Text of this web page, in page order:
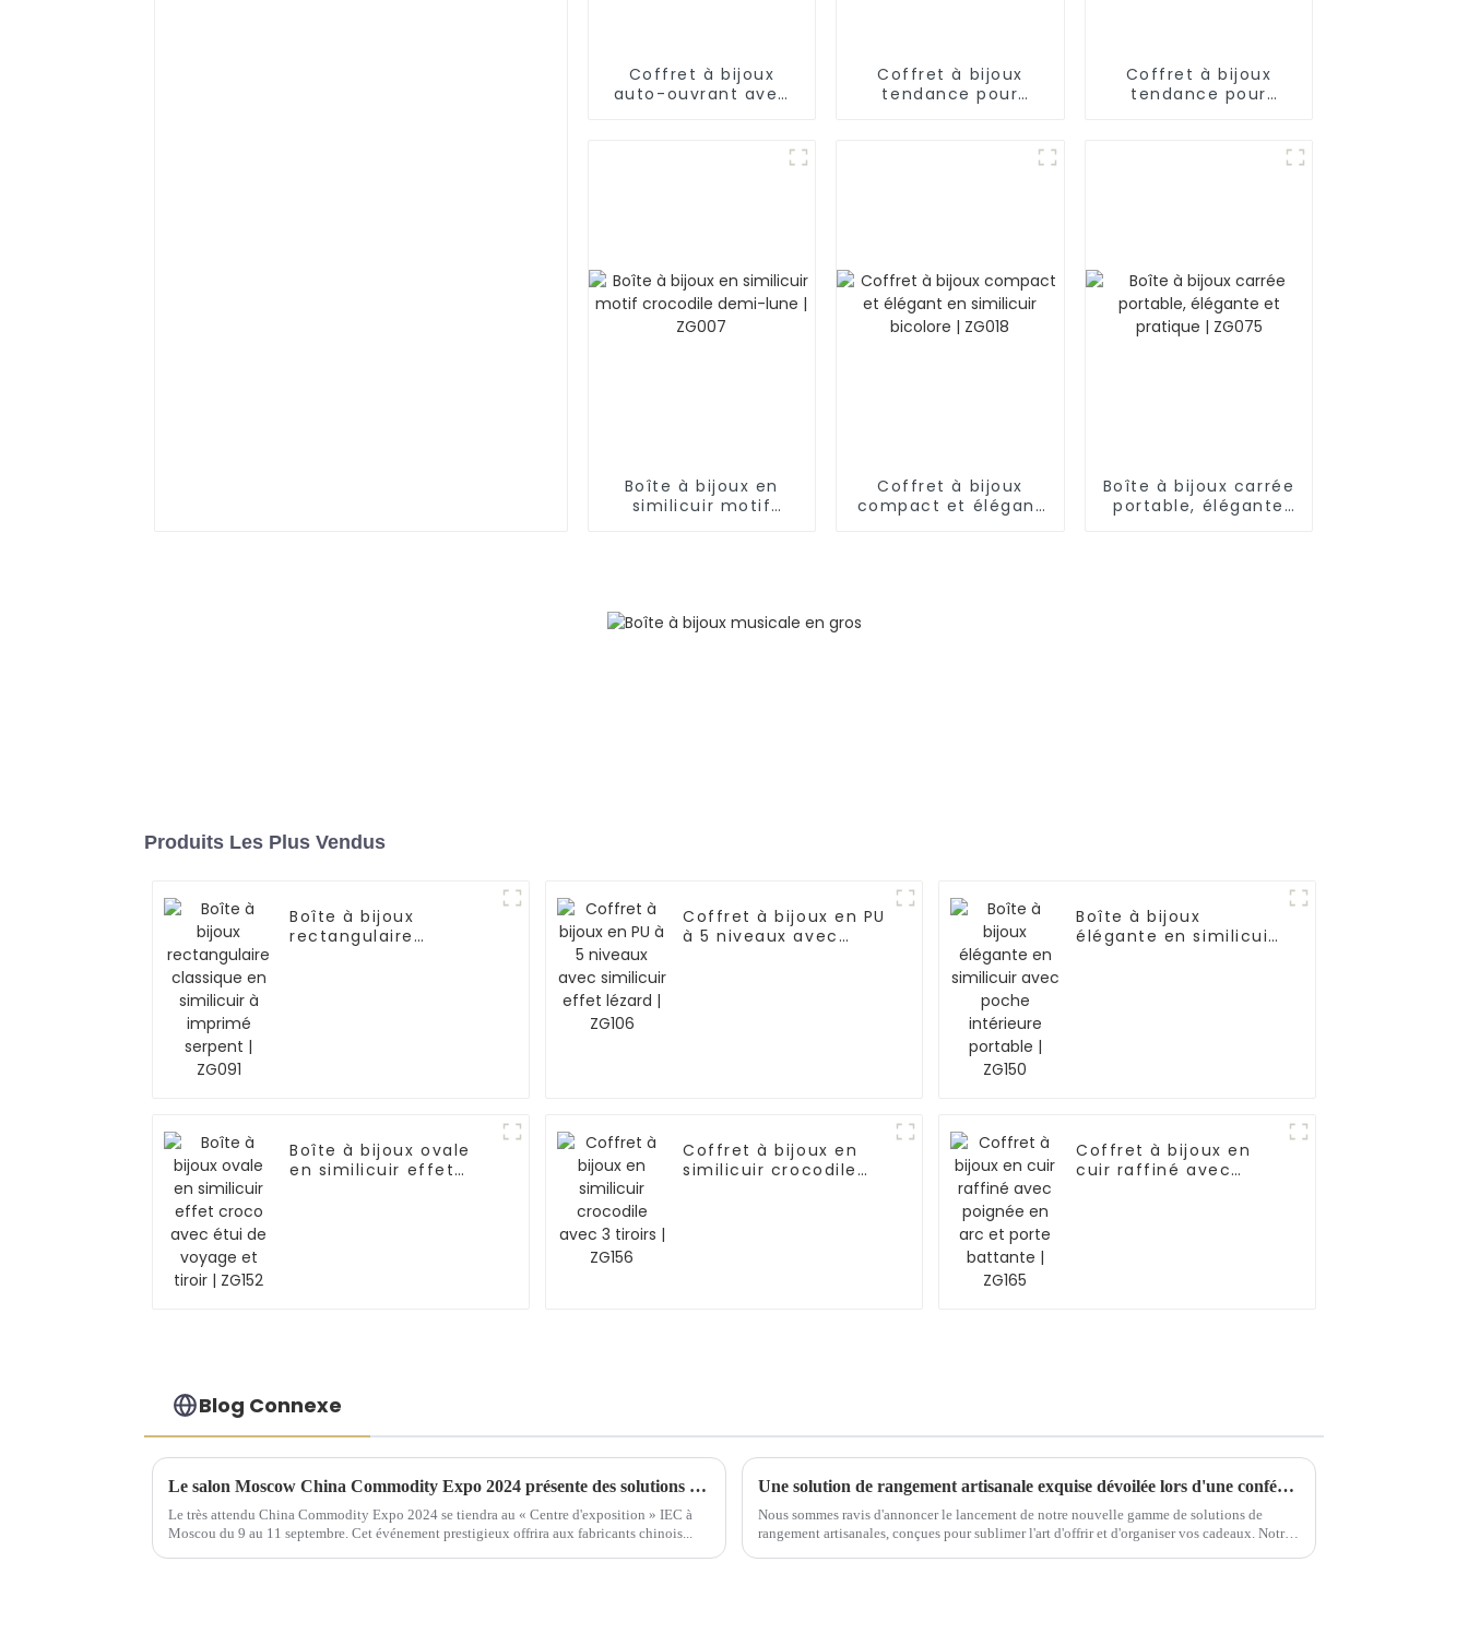
Coffret à bijoux
auto-ouvrant avec
Coffret à bijoux
tendance pour
emplacements pour
Coffret à bijoux
tendance pour
emplacements pour
Boîte à bijoux en
similicuir motif
Coffret à bijoux
compact et élégant
Boîte à bijoux carrée
portable, élégante
Produits Les Plus Vendus
Boîte à bijoux
rectangulaire
Coffret à bijoux en PU
à 5 niveaux avec
Boîte à bijoux
élégante en similicuir
Boîte à bijoux ovale
en similicuir effet
Coffret à bijoux en
similicuir crocodile
Coffret à bijoux en
cuir raffiné avec
Blog Connexe
Le salon Moscow China Commodity Expo 2024 présente des solutions de stockage de qualité supérieure
Le très attendu China Commodity Expo 2024 se tiendra au « Centre d'exposition » IEC à
Moscou du 9 au 11 septembre. Cet événement prestigieux offrira aux fabricants chinois...
Une solution de rangement artisanale exquise dévoilée lors d'une conférence de lancement de nouveaux produits
Nous sommes ravis d'annoncer le lancement de notre nouvelle gamme de solutions de
rangement artisanales, conçues pour sublimer l'art d'offrir et d'organiser vos cadeaux. Notre